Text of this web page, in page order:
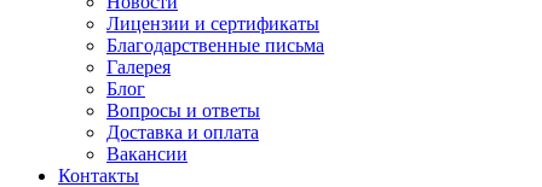
Лицензии и сертификаты
Благодарственные письма
Галерея
Блог
Вопросы и ответы
Доставка и оплата
Вакансии
Контакты